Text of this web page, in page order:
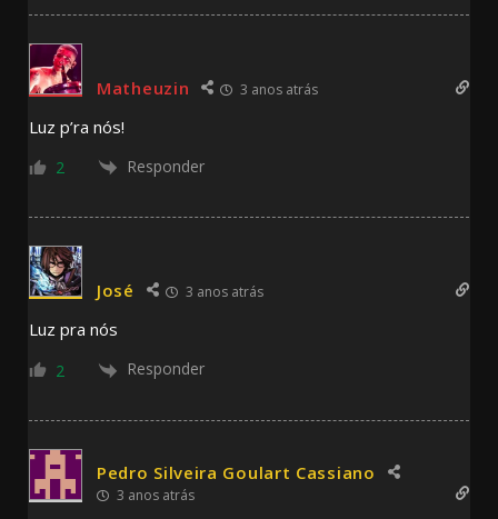
Matheuzin 3 anos atrás
Luz p’ra nós!
2 Responder
José 3 anos atrás
Luz pra nós
2 Responder
Pedro Silveira Goulart Cassiano
3 anos atrás